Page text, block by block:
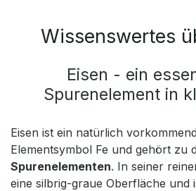
Wissenswertes
Eisen - ein
Spurenelement in
Eisen ist ein natürlich
Elementsymbol Fe und gehört zu
Spurenelementen. In seiner
eine silbrig-graue Oberfläche und